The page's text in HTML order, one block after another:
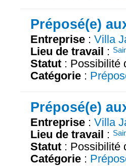
Préposé(e)
Entreprise : Villa
Lieu de travail :
Statut : Possibilité
Catégorie :
Préposé(e)
Entreprise : Villa
Lieu de travail :
Statut : Possibilité
Catégorie :